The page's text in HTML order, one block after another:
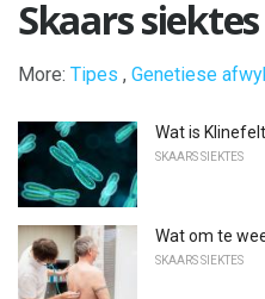
Skaars siektes
More: Tipes , Genetiese
Wat is
SKAARS SIEKTES
Wat om te
SKAARS SIEKTES